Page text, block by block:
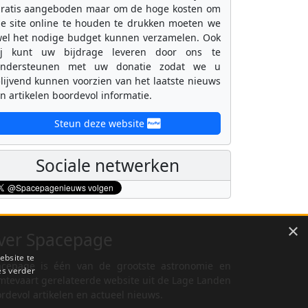
aangeboden maar om de hoge kosten om
site online te houden te drukken moeten we
het nodige budget kunnen verzamelen. Ook
kunt uw bijdrage leveren door ons te
met uw donatie zodat we u
kunnen voorzien van het laatste nieuws
artikelen boordevol informatie.
Steun deze website
Sociale netwerken
is één van de grootste astronomie en
×
te
verder